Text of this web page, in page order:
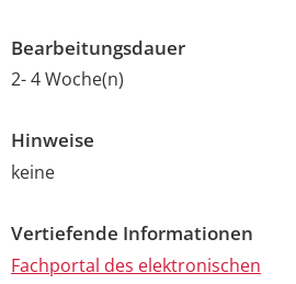
Bearbeitungsdauer
2- 4 Woche(n)
Hinweise
keine
Vertiefende Informationen
Fachportal des elektronischen